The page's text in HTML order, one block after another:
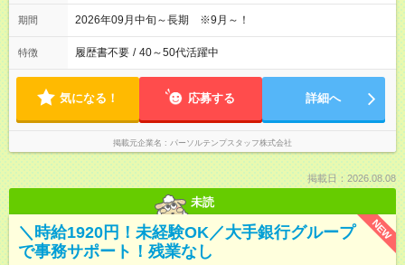
期間 2026年09月中旬～長期 ※9月～！
特徴 履歴書不要 / 40～50代活躍中
気になる！ 応募する 詳細へ
掲載元企業名 パーソルテンプスタッフ株式会社
掲載日：2026.08.08
未読
NEW
＼時給1920円！未経験OK／大手銀行グループ
で事務サポート！残業なし